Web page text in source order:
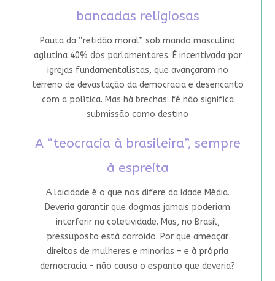
bancadas religiosas
Pauta da “retidão moral” sob mando masculino
aglutina 40% dos parlamentares. É incentivada por
igrejas fundamentalistas, que avançaram no
terreno de devastação da democracia e desencanto
com a política. Mas há brechas: fé não significa
submissão como destino
A “teocracia à brasileira”, sempre
à espreita
A laicidade é o que nos difere da Idade Média.
Deveria garantir que dogmas jamais poderiam
interferir na coletividade. Mas, no Brasil,
pressuposto está corroído. Por que ameaçar
direitos de mulheres e minorias – e à própria
democracia – não causa o espanto que deveria?